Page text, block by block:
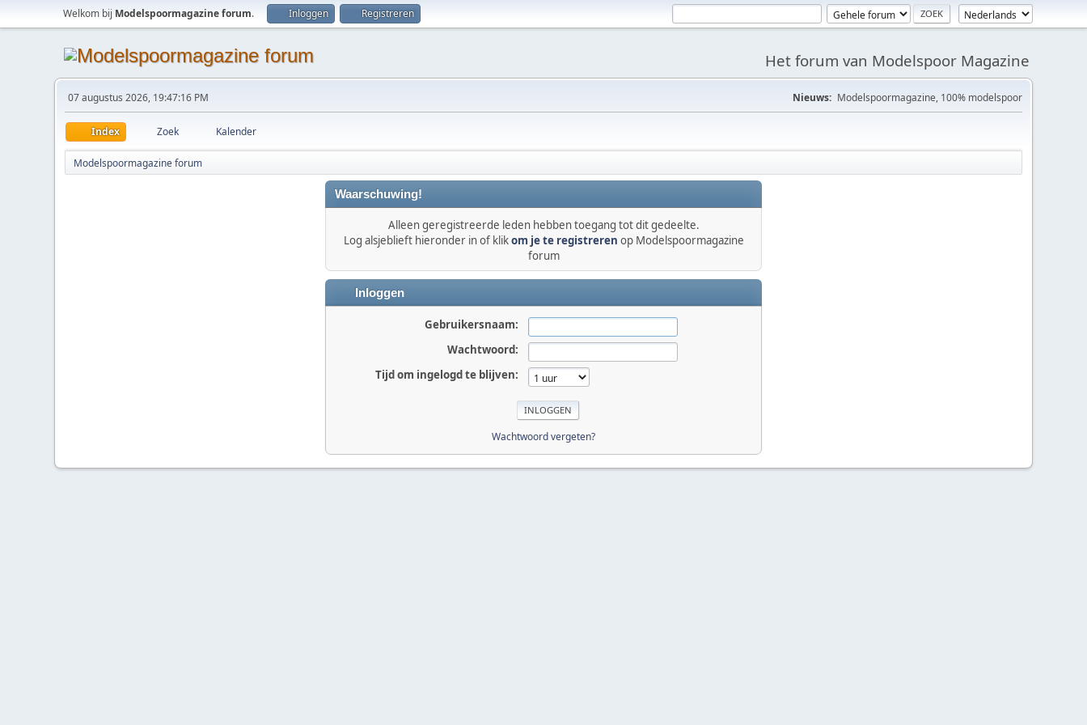
Welkom bij Modelspoormagazine forum. Inloggen Registreren
Het forum van Modelspoor Magazine
07 augustus 2026, 19:47:16 PM Nieuws: Modelspoormagazine, 100% modelspoor
Index Zoek Kalender
Modelspoormagazine forum
Waarschuwing!
Alleen geregistreerde leden hebben toegang tot dit gedeelte.
Log alsjeblieft hieronder in of klikom je te registreren op Modelspoormagazine
forum
Inloggen
Gebruikersnaam:
Wachtwoord:
Tijd om ingelogd te blijven:
Wachtwoord vergeten?